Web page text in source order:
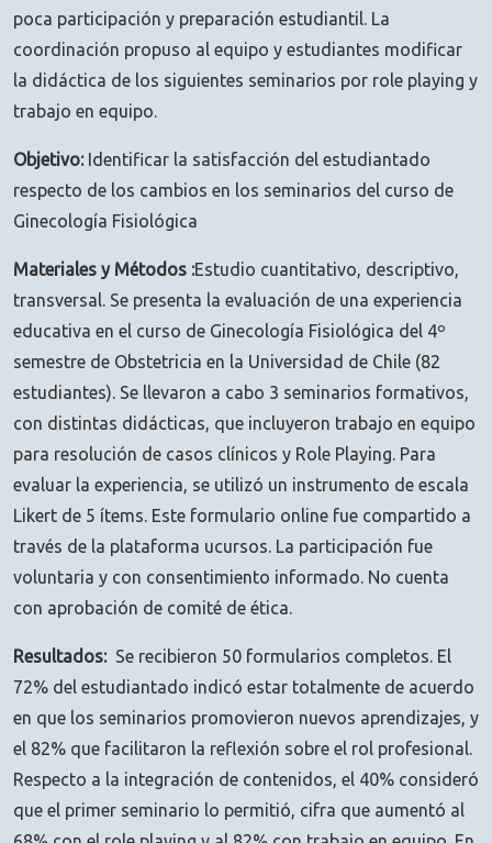
poca participación y preparación estudiantil. La
coordinación propuso al equipo y estudiantes modificar
la didáctica de los siguientes seminarios por role playing y
trabajo en equipo.
Objetivo: Identificar la satisfacción del estudiantado
respecto de los cambios en los seminarios del curso de
Ginecología Fisiológica
Materiales y Métodos :Estudio cuantitativo, descriptivo,
transversal. Se presenta la evaluación de una experiencia
educativa en el curso de Ginecología Fisiológica del 4º
semestre de Obstetricia en la Universidad de Chile (82
estudiantes). Se llevaron a cabo 3 seminarios formativos,
con distintas didácticas, que incluyeron trabajo en equipo
para resolución de casos clínicos y Role Playing. Para
evaluar la experiencia, se utilizó un instrumento de escala
Likert de 5 ítems. Este formulario online fue compartido a
través de la plataforma ucursos. La participación fue
voluntaria y con consentimiento informado. No cuenta
con aprobación de comité de ética.
Resultados: Se recibieron 50 formularios completos. El
72% del estudiantado indicó estar totalmente de acuerdo
en que los seminarios promovieron nuevos aprendizajes, y
el 82% que facilitaron la reflexión sobre el rol profesional.
Respecto a la integración de contenidos, el 40% consideró
que el primer seminario lo permitió, cifra que aumentó al